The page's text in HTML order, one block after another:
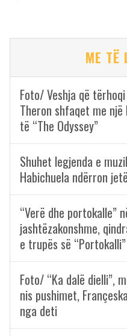
ME TË
Foto/ Veshja që
Theron shfaqet me
të “The Odyssey”
Shuhet legjenda e
Habichuela ndërron
“Verë dhe portokalle”
jashtëzakonshme,
e trupës së “Portokalli”
Foto/ “Ka dalë dielli”,
nis pushimet,
nga deti